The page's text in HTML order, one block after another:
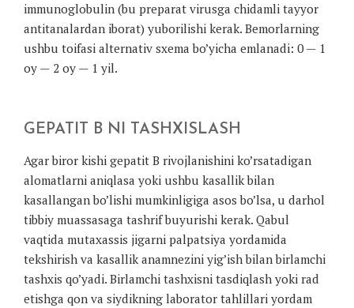
immunoglobulin (bu preparat virusga chidamli tayyor
antitanalardan iborat) yuborilishi kerak. Bemorlarning
ushbu toifasi alternativ sxema bo’yicha emlanadi: 0 — 1
oy — 2 oy — 1 yil.
GEPATIT B NI TASHXISLASH
Agar biror kishi gepatit B rivojlanishini ko’rsatadigan
alomatlarni aniqlasa yoki ushbu kasallik bilan
kasallangan bo’lishi mumkinligiga asos bo’lsa, u darhol
tibbiy muassasaga tashrif buyurishi kerak. Qabul
vaqtida mutaxassis jigarni palpatsiya yordamida
tekshirish va kasallik anamnezini yig’ish bilan birlamchi
tashxis qo’yadi. Birlamchi tashxisni tasdiqlash yoki rad
etishga qon va siydikning laborator tahlillari yordam